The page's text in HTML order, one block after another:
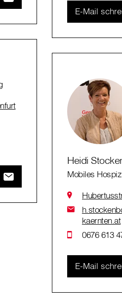
E-Mail
Heidi
Mobiles
kaernten.at
0676 613
E-Mail